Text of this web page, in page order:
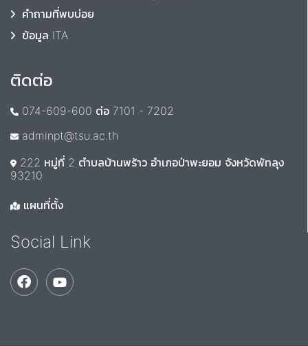
คำถามที่พบบ่อย
ข้อมูล ITA
ติดต่อ
074-609-600 ต่อ 7101 - 7202
adminpt@tsu.ac.th
222 หมู่ที่ 2 ตำบลบ้านพร้าว อำเภอป่าพะยอม จังหวัดพัทลุง
93210
แผนที่ตั้ง
Social Link